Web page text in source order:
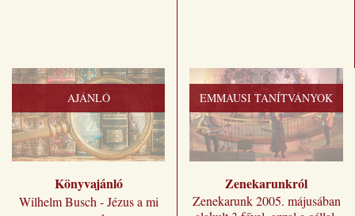
AJÁNLÓ
Könyvajánló
Wilhelm Busch - Jézus a mi
EMMAUSI TANÍTVÁNYOK
Zenekarunkról
Zenekarunk 2005. májusában